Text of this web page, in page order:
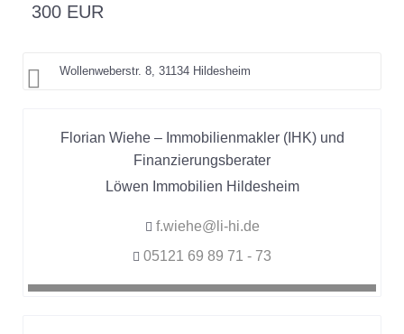
300 EUR
Wollenweberstr. 8, 31134 Hildesheim
Florian Wiehe – Immobilienmakler (IHK) und
Finanzierungsberater
Löwen Immobilien Hildesheim
f.wiehe@li-hi.de
05121 69 89 71 - 73